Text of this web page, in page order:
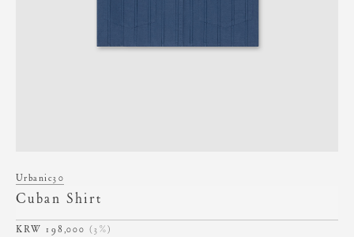
Urbanic30
Cuban Shirt
198,000 (3%)